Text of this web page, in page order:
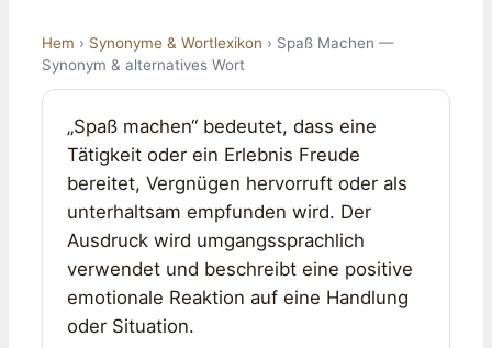
Hem › Synonyme & Wortlexikon › Spaß Machen —
Synonym & alternatives Wort
„Spaß machen“ bedeutet, dass eine
Tätigkeit oder ein Erlebnis Freude
bereitet, Vergnügen hervorruft oder als
unterhaltsam empfunden wird. Der
Ausdruck wird umgangssprachlich
verwendet und beschreibt eine positive
emotionale Reaktion auf eine Handlung
oder Situation.